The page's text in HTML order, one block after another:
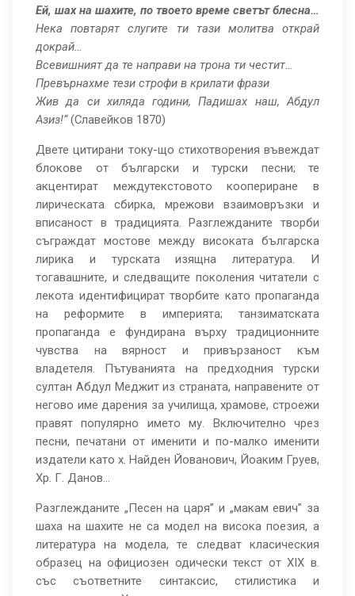
Ей, шах на шахите, по твоето време светът блесна…
Нека повтарят слугите ти тази молитва открай
докрай…
Всевишният да те направи на трона ти честит…
Превърнахме тези строфи в крилати фрази
Жив да си хиляда години, Падишах наш, Абдул
Азиз!“(Славейков 1870)
Двете цитирани току-що стихотворения въвеждат
блокове от български и турски песни; те
акцентират междутекстовото коопериране в
лирическата сбирка, мрежови взаимовръзки и
вписаност в традицията. Разглежданите творби
съграждат мостове между високата българска
лирика и турската изящна литература. И
тогавашните, и следващите поколения читатели с
лекота идентифицират творбите като пропаганда
на реформите в империята; танзиматската
пропаганда е фундирана върху традиционните
чувства на вярност и привързаност към
владетеля. Пътуванията на предходния турски
султан Абдул Меджит из страната, направените от
негово име дарения за училища, храмове, строежи
правят популярно името му. Включително чрез
песни, печатани от именити и по-малко именити
издатели като х. Найден Йованович, Йоаким Груев,
Хр. Г. Данов…
Разглежданите „Песен на царя” и „макам евич” за
шаха на шахите не са модел на висока поезия, а
литература на модела, те следват класическия
образец на официозен одически текст от ХІХ в.
със съответните синтаксис, стилистика и